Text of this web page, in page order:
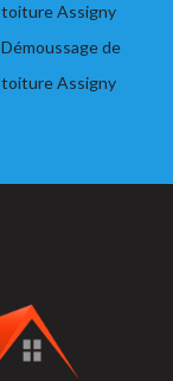
toiture Assigny
Démoussage de
toiture Assigny